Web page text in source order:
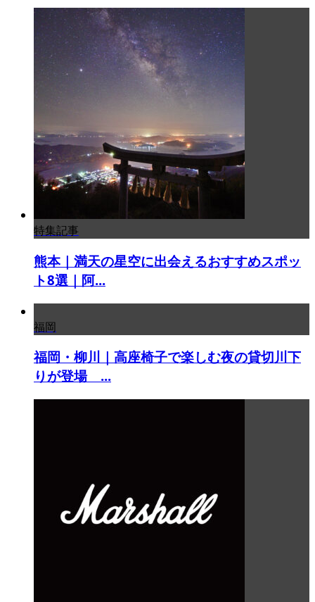
特集記事
熊本｜満天の星空に出会えるおすすめスポッ
ト8選｜阿...
福岡
福岡・柳川｜高座椅子で楽しむ夜の貸切川下
りが登場 ...